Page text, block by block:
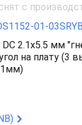
с
01-
2.1x5.5 мм
на плату (3